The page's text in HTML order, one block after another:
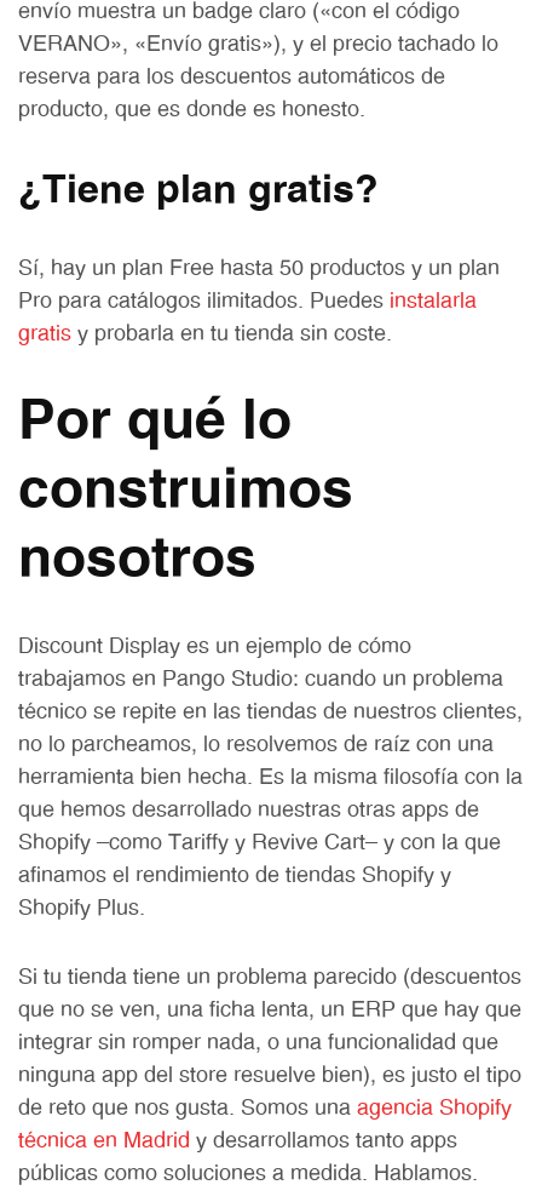
envío muestra un badge claro («con el código
VERANO», «Envío gratis»), y el precio tachado lo
reserva para los descuentos automáticos de
producto, que es donde es honesto.
¿Tiene plan gratis?
Sí, hay un plan Free hasta 50 productos y un plan
Pro para catálogos ilimitados. Puedes instalarla
gratis y probarla en tu tienda sin coste.
Por qué lo
construimos
nosotros
Discount Display es un ejemplo de cómo
trabajamos en Pango Studio: cuando un problema
técnico se repite en las tiendas de nuestros clientes,
no lo parcheamos, lo resolvemos de raíz con una
herramienta bien hecha. Es la misma filosofía con la
que hemos desarrollado nuestras otras apps de
Shopify —como Tariffy y Revive Cart— y con la que
afinamos el rendimiento de tiendas Shopify y
Shopify Plus.
Si tu tienda tiene un problema parecido (descuentos
que no se ven, una ficha lenta, un ERP que hay que
integrar sin romper nada, o una funcionalidad que
ninguna app del store resuelve bien), es justo el tipo
de reto que nos gusta. Somos una agencia Shopify
técnica en Madrid y desarrollamos tanto apps
públicas como soluciones a medida. Hablamos.